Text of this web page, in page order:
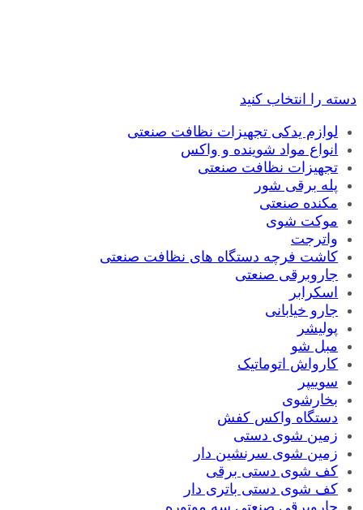
دسته را انتخاب کنید
لوازم یدکی تجهیزات نظافت صنعتی
انواع مواد شوینده و واکس
تجهیزات نظافت صنعتی
پله برقی شور
مکنده صنعتی
موکت شوی
واترجت
کاشت فرچه دستگاه های نظافت صنعتی
جاروبرقی صنعتی
اسکرابر
جارو خیابانی
پولیشر
مبل شو
کارواش اتوماتیک
سوییپر
بخارشوی
دستگاه واکس کفش
زمین شوی دستی
زمین شوی سرنشین دار
کف شوی دستی برقی
کف شوی دستی باتری دار
جاروبرقی صنعتی سه موتوره